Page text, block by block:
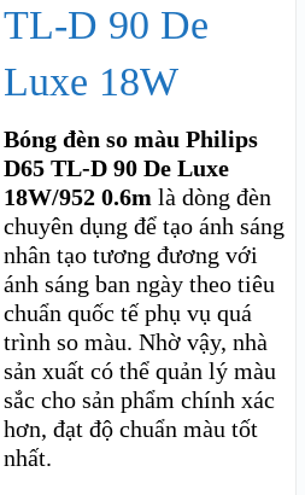
TL-D 90 De
Luxe 18W
Bóng đèn so màu Philips
D65 TL-D 90 De Luxe
18W/952 0.6m là dòng đèn
chuyên dụng để tạo ánh sáng
nhân tạo tương đương với
ánh sáng ban ngày theo tiêu
chuẩn quốc tế phụ vụ quá
trình so màu. Nhờ vậy, nhà
sản xuất có thể quản lý màu
sắc cho sản phẩm chính xác
hơn, đạt độ chuẩn màu tốt
nhất.